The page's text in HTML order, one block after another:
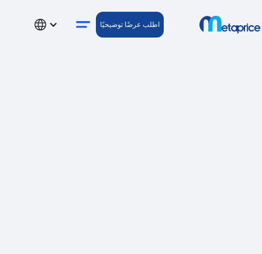
اطلب عرضًا توضيحيًا